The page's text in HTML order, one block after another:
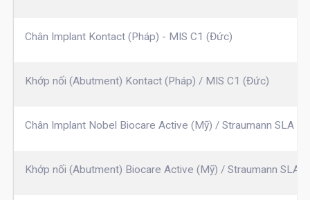
Chân Implant Kontact (Pháp) - MIS C1 (Đức)
Khớp nối (Abutment) Kontact (Pháp) / MIS C1 (Đức)
Chân Implant Nobel Biocare Active (Mỹ) / Straumann SLA
Khớp nối (Abutment) Biocare Active (Mỹ) / Straumann SLA